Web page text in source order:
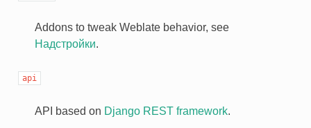
Addons to tweak Weblate behavior, see
Надстройки.
api
API based on Django REST framework.